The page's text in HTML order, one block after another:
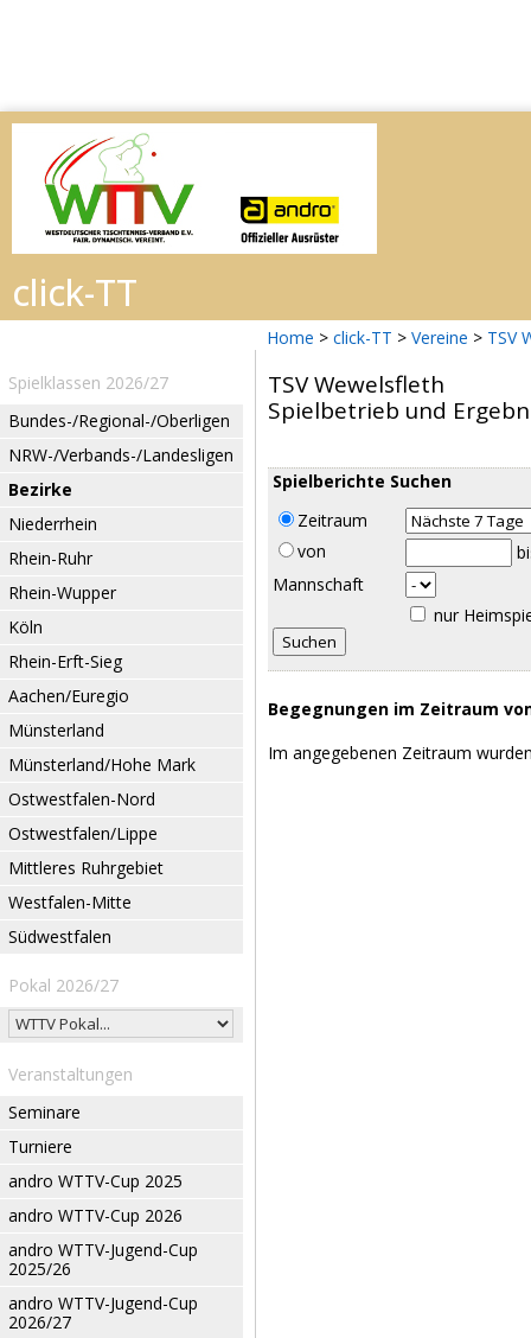
Home > click-TT > Vereine > TSV
Spielklassen 2026/27
Bundes-/Regional-/Oberligen
NRW-/Verbands-/Landesligen
Bezirke
Niederrhein
Rhein-Ruhr
Rhein-Wupper
Köln
Rhein-Erft-Sieg
Aachen/Euregio
Münsterland
Münsterland/Hohe Mark
Ostwestfalen-Nord
Ostwestfalen/Lippe
Mittleres Ruhrgebiet
Westfalen-Mitte
Südwestfalen
Pokal 2026/27
Veranstaltungen
Seminare
Turniere
andro WTTV-Cup 2025
andro WTTV-Cup 2026
andro WTTV-Jugend-Cup
2025/26
andro WTTV-Jugend-Cup
2026/27
TSV Wewelsfleth
Spielbetrieb und
Spielberichte Suchen
Zeitraum
von
Mannschaft
nur
Begegnungen im Zeitraum
Im angegebenen Zeitraum